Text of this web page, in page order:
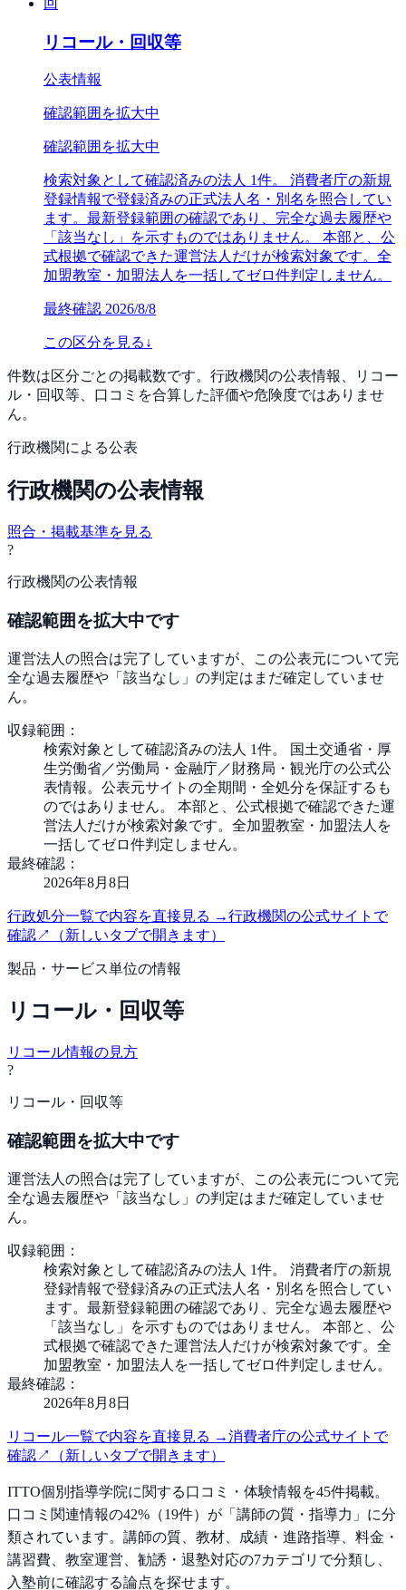
リコール・回収等
公表情報
確認範囲を拡大中
確認範囲を拡大中
検索対象として確認済みの法人 1件。 消費者庁の新規
登録情報で登録済みの正式法人名・別名を照合してい
ます。最新登録範囲の確認であり、完全な過去履歴や
「該当なし」を示すものではありません。 本部と、公
式根拠で確認できた運営法人だけが検索対象です。全
加盟教室・加盟法人を一括してゼロ件判定しません。
最終確認 2026/8/8
この区分を見る ↓
件数は区分ごとの掲載数です。行政機関の公表情報、リコー
ル・回収等、口コミを合算した評価や危険度ではありませ
ん。
行政機関による公表
行政機関の公表情報
照合・掲載基準を見る
?
行政機関の公表情報
確認範囲を拡大中です
運営法人の照合は完了していますが、この公表元について完
全な過去履歴や「該当なし」の判定はまだ確定していませ
ん。
収録範囲：
検索対象として確認済みの法人 1件。 国土交通省・厚
生労働省／労働局・金融庁／財務局・観光庁の公式公
表情報。公表元サイトの全期間・全処分を保証するも
のではありません。 本部と、公式根拠で確認できた運
営法人だけが検索対象です。全加盟教室・加盟法人を
一括してゼロ件判定しません。
最終確認：
2026年8月8日
行政処分一覧で内容を直接見る →行政機関の公式サイトで
確認↗ （新しいタブで開きます）
製品・サービス単位の情報
リコール・回収等
リコール情報の見方
?
リコール・回収等
確認範囲を拡大中です
運営法人の照合は完了していますが、この公表元について完
全な過去履歴や「該当なし」の判定はまだ確定していませ
ん。
収録範囲：
検索対象として確認済みの法人 1件。 消費者庁の新規
登録情報で登録済みの正式法人名・別名を照合してい
ます。最新登録範囲の確認であり、完全な過去履歴や
「該当なし」を示すものではありません。 本部と、公
式根拠で確認できた運営法人だけが検索対象です。全
加盟教室・加盟法人を一括してゼロ件判定しません。
最終確認：
2026年8月8日
リコール一覧で内容を直接見る →消費者庁の公式サイトで
確認↗ （新しいタブで開きます）
ITTO個別指導学院に関する口コミ・体験情報を45件掲載。
口コミ関連情報の42%（19件）が「 講師の質・指導力 」に分
類されています。 講師の質、教材、成績・進路指導、料金・
講習費、教室運営、勧誘・退塾対応の7カテゴリで分類し、
入塾前に確認する論点を探せます。